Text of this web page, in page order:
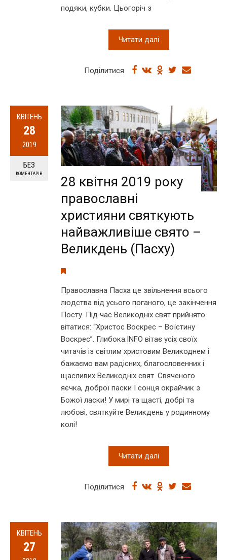
подяки, кубки. Цьогоріч з
Читати далі
Поділитися
КВІТЕНЬ
28
2019
БЕЗ
КОМЕНТАРІВ
28 квітня 2019 року
православні
християни святкують
найважливіше свято –
Великдень (Пасху)
Православна Пасха це звільнення всього
людства від усього поганого, це закінчення
Посту. Під час Великодніх свят прийнято
вітатися: “Христос Воскрес – Воїстину
Воскрес”. Глибока.INFO вітає усіх своїх
читачів із світлим христовим Великоднем і
бажаємо вам радісних, благословенних і
щасливих Великодніх свят. Свяченого
яєчка, доброї паски І сонця окрайчик з
Божої ласки! У мирі та щасті, добрі та
любові, святкуйте Великдень у родинному
колі!
Читати далі
Поділитися
КВІТЕНЬ
27